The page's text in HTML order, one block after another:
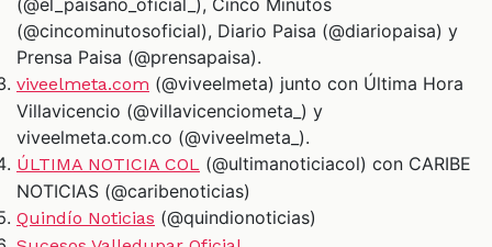
(@cincominutosoficial), Diario Paisa (@diariopaisa) y
Prensa Paisa (@prensapaisa).
viveelmeta.com (@viveelmeta) junto con Última Hora
Villavicencio (@villavicenciometa_) y
viveelmeta.com.co (@viveelmeta_).
ÚLTIMA NOTICIA COL (@ultimanoticiacol) con CARIBE
NOTICIAS (@caribenoticias)
Quindío Noticias (@quindionoticias)